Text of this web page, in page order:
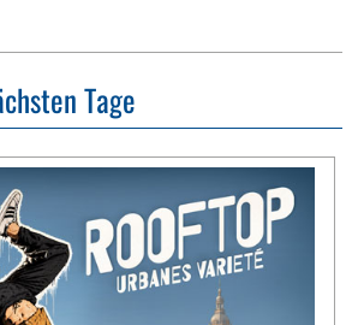
Tage